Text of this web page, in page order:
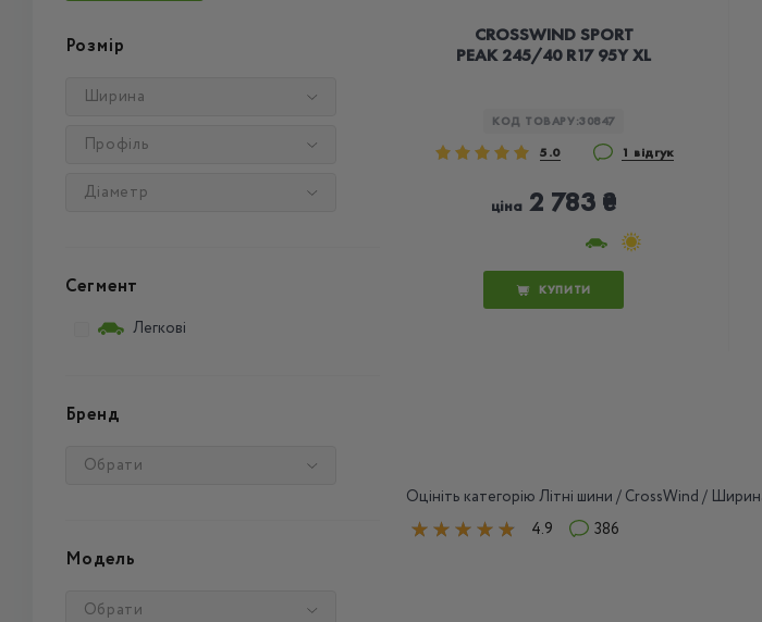
Розмір
Ширина
Профіль
Діаметр
Сегмент
Легкові
Бренд
Обрати
Модель
Обрати
CROSSWIND SPORT
PEAK 245/40 R17 95Y XL
КОД ТОВАРУ:30847
5.0 1 відгук
ціна 2 783 ₴
КУПИТИ
Оцініть категорію Літні шини / CrossWind /
4.9
386